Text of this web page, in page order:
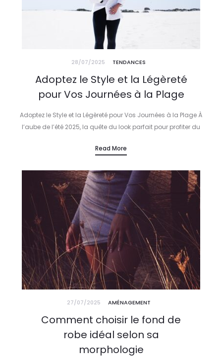
28/07/2025 TENDANCES
Adoptez le Style et la Légèreté
pour Vos Journées à la Plage
Adoptez le Style et la Légèreté pour Vos Journées à la Plage À
l’aube de l’été 2025, la quête du look parfait pour profiter du
Read More
27/07/2025 AMÉNAGEMENT
Comment choisir le fond de
robe idéal selon sa
morphologie